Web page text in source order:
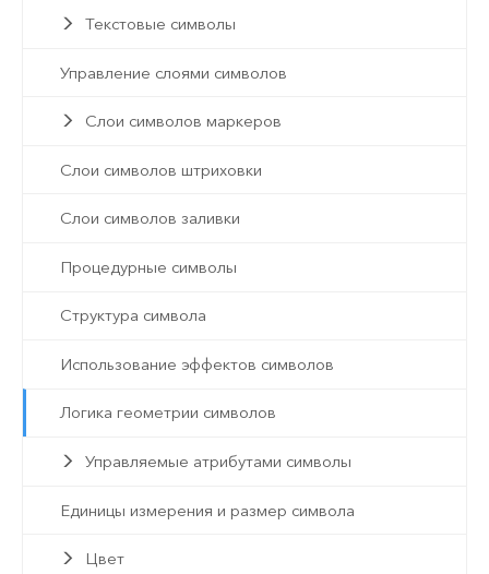
Текстовые символы
Управление слоями символов
Слои символов маркеров
Слои символов штриховки
Слои символов заливки
Процедурные символы
Структура символа
Использование эффектов символов
Логика геометрии символов
Управляемые атрибутами символы
Единицы измерения и размер символа
Цвет